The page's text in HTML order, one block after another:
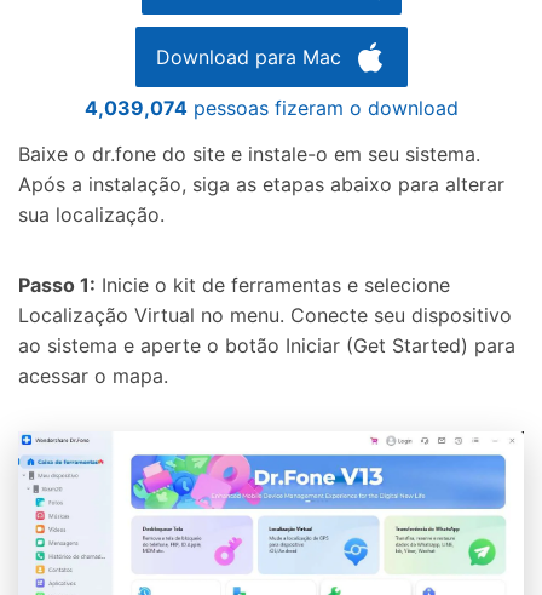
Download para Mac
4,039,074pessoas fizeram o download
Baixe o dr.fone do site e instale-o em seu sistema.
Após a instalação, siga as etapas abaixo para alterar
sua localização.
Passo 1: Inicie o kit de ferramentas e selecione
Localização Virtual no menu. Conecte seu dispositivo
ao sistema e aperte o botão Iniciar (Get Started) para
acessar o mapa.